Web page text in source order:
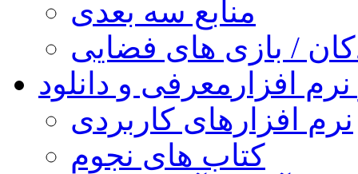
منابع سه بعدی
/ بازی های فضایی
افزار معرفی و دانلود
نرم افزارهای کاربردی
کتاب های نجوم